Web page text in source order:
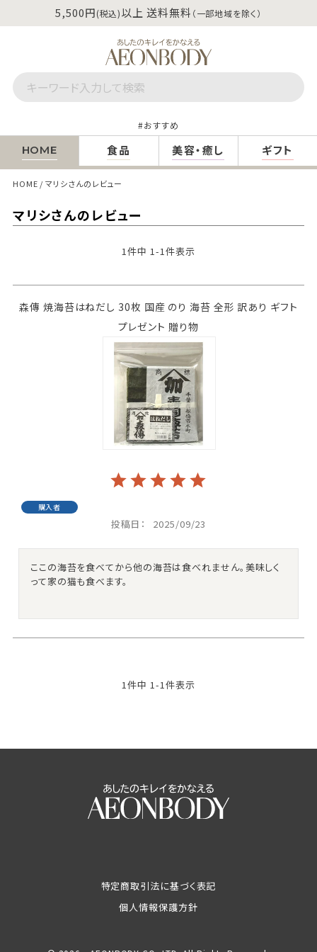
5,500円(税込)以上 送料無料 （一部地域を除く）
おすすめ
HOME 食品 美容・癒し ギフト
HOME マリシさんのレビュー
マリシさんのレビュー
1件中 1 -1 件表示
森傳 焼海苔はねだし 30枚 国産 のり 海苔 全形 訳あり ギフト
プレゼント 贈り物
購入者
投稿日 2025/09/23
ここの海苔を食べてから他の海苔は食べれません。美味しく
って家の猫も食べます。
1件中 1-1件表示
特定商取引法に基づく表記
個人情報保護方針